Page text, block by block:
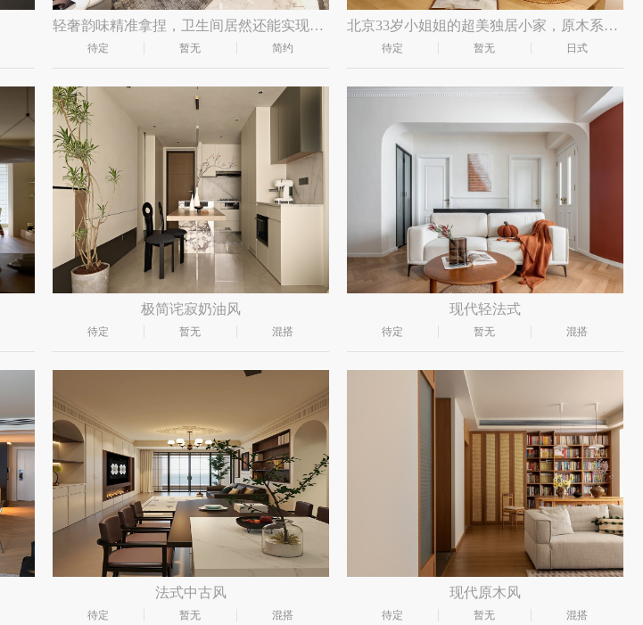
轻奢韵味精准拿捏，卫生间居然还能实现泡澡+淋浴双切
待定 暂无 简约
北京33岁小姐姐的超美独居小家，原木系+奶油风
待定 暂无 日式
极简诧寂奶油风
待定 暂无 混搭
现代轻法式
待定 暂无 混搭
法式中古风
待定 暂无 混搭
现代原木风
待定 暂无 混搭